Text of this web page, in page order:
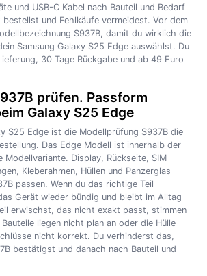
und USB-C Kabel nach Bauteil und Bedarf
und Fehlkäufe vermeidest. Vor dem
S937B, damit du wirklich die
Samsung Galaxy S25 Edge auswählst. Du
30 Tage Rückgabe und ab 49 Euro
prüfen. Passform
Galaxy S25 Edge
S25 Edge ist die Modellprüfung S937B die
Das Edge Modell ist innerhalb der
Modellvariante. Display, Rückseite, SIM
Kleberahmen, Hüllen und Panzerglas
passen. Wenn du das richtige Teil
Gerät wieder bündig und bleibt im Alltag
erwischst, das nicht exakt passt, stimmen
liegen nicht plan an oder die Hülle
nicht korrekt. Du verhinderst das,
bestätigst und danach nach Bauteil und